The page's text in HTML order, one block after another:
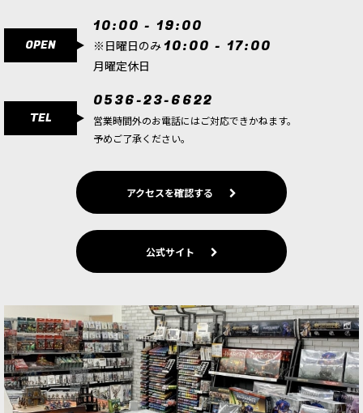
OPEN
10:00 - 19:00
※日曜日のみ 10:00 - 17:00
月曜定休日
TEL
0536-23-6622
営業時間外のお電話にはご対応できかねます。
予めご了承ください。
アクセスを確認する
公式サイト